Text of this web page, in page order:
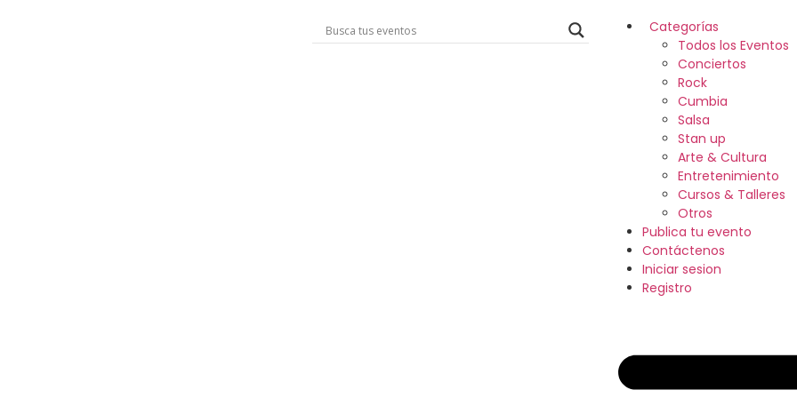
Categorías
Todos los Eventos
Conciertos
Rock
Cumbia
Salsa
Stan up
Arte & Cultura
Entretenimiento
Cursos & Talleres
Otros
Publica tu evento
Contáctenos
Iniciar sesion
Registro